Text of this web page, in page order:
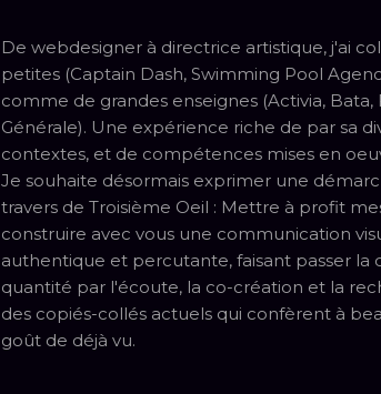
De webdesigner à directrice artistique, j'ai
petites (Captain Dash, Swimming Pool
comme de grandes enseignes (Activia,
Générale). Une expérience riche de par sa
contextes, et de compétences mises en
Je souhaite désormais exprimer une
travers de Troisième Oeil : Mettre à profit
construire avec vous une communication
authentique et percutante, faisant passer la
quantité par l'écoute, la co-création et la
des copiés-collés actuels qui confèrent à
goût de déjà vu.